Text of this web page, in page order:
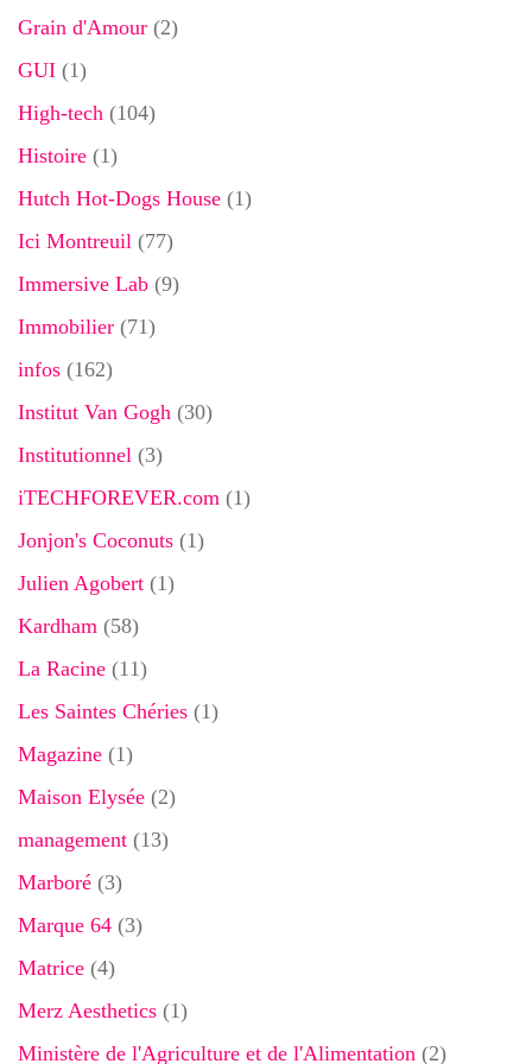
Grain d'Amour (2)
GUI (1)
High-tech (104)
Histoire (1)
Hutch Hot-Dogs House (1)
Ici Montreuil (77)
Immersive Lab (9)
Immobilier (71)
infos (162)
Institut Van Gogh (30)
Institutionnel (3)
iTECHFOREVER.com (1)
Jonjon's Coconuts (1)
Julien Agobert (1)
Kardham (58)
La Racine (11)
Les Saintes Chéries (1)
Magazine (1)
Maison Elysée (2)
management (13)
Marboré (3)
Marque 64 (3)
Matrice (4)
Merz Aesthetics (1)
Ministère de l'Agriculture et de l'Alimentation (2)